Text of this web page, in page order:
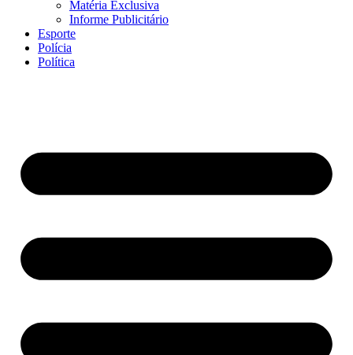
Matéria Exclusiva
Informe Publicitário
Esporte
Polícia
Política